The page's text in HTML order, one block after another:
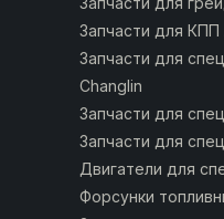
Запчасти для КПП
Запчасти для
Changlin
Запчасти для
Запчасти для
Двигатели для
Форсунки